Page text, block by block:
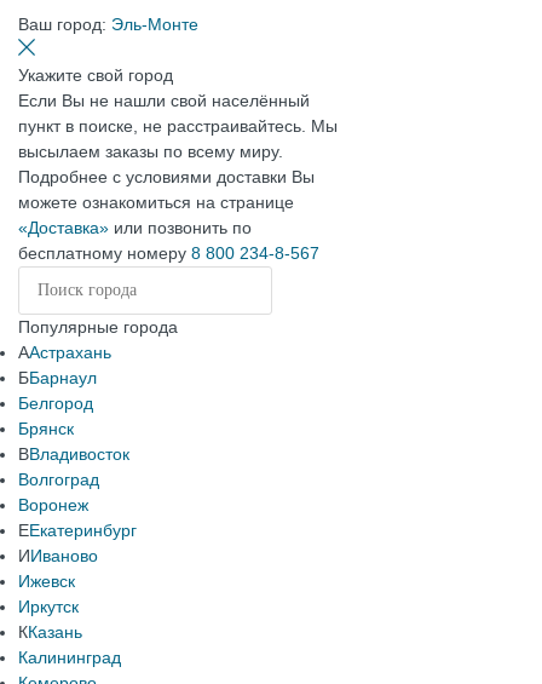
Ваш город: Эль-Монте
Укажите свой город
Если Вы не нашли свой населённый
пункт в поиске, не расстраивайтесь. Мы
высылаем заказы по всему миру.
Подробнее с условиями доставки Вы
можете ознакомиться на странице
«Доставка» или позвонить по
бесплатному номеру 8 800 234-8-567
Популярные города
ААстрахань
ББарнаул
Белгород
Брянск
ВВладивосток
Волгоград
Воронеж
ЕЕкатеринбург
ИИваново
Ижевск
Иркутск
ККазань
Калининград